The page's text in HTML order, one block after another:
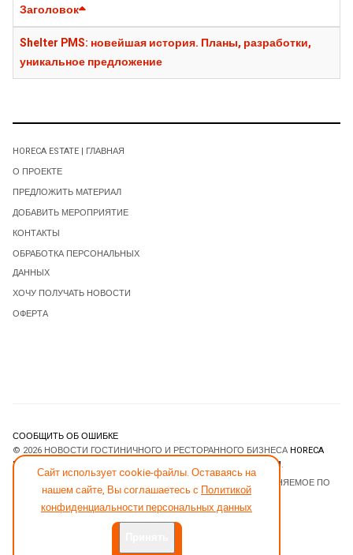
Заголовок
Shelter PMS: новейшая история. Планы, разработки,
уникальное предложение
Сайт использует cookie-файлы. Оставаясь на
нашем сайте, Вы соглашаетесь с Политикой
конфиденциальности персональных данных
HORECA ESTATE | ГЛАВНАЯ
О ПРОЕКТЕ
ПРЕДЛОЖИТЬ МАТЕРИАЛ
ДОБАВИТЬ МЕРОПРИЯТИЕ
КОНТАКТЫ
ОБРАБОТКА ПЕРСОНАЛЬНЫХ
ДАННЫХ
ХОЧУ ПОЛУЧАТЬ НОВОСТИ
ОФЕРТА
СООБЩИТЬ ОБ ОШИБКЕ
© 2026 НОВОСТИ ГОСТИНИЧНОГО И РЕСТОРАННОГО БИЗНЕСА HORECA
ESTATE
JOOMLART.COM.
- ПРОГРАММНОЕ ОБЕСПЕЧЕНИЕ, РАСПРОСТРАНЯЕМОЕ ПО
ЛИЦЕНЗИИGNU GENERAL PUBLIC LICENSE